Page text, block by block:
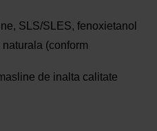
SLS/SLES, fenoxietanol
(conform
de inalta calitate